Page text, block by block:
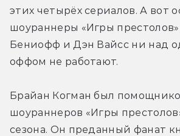
этих четырёх сериалов. А вот
шоураннеры «Игры
Бениофф и Дэн Вайсс ни над
оффом не работают.
Брайан Когман был
шоураннеров «Игры
сезона. Он преданный фанат